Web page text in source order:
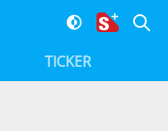
TICKER